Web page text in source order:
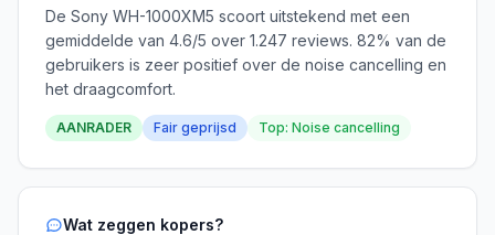
De Sony WH-1000XM5 scoort uitstekend met een
gemiddelde van 4.6/5 over 1.247 reviews. 82% van de
gebruikers is zeer positief over de noise cancelling en
het draagcomfort.
AANRADER Fair geprijsd Top: Noise cancelling
Wat zeggen kopers?